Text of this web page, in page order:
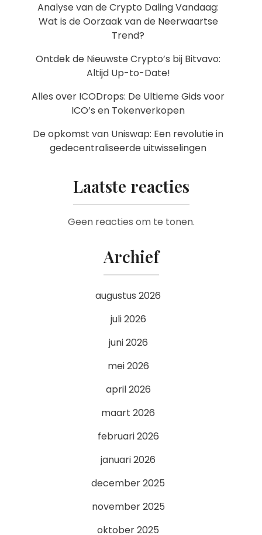
Analyse van de Crypto Daling Vandaag:
Wat is de Oorzaak van de Neerwaartse
Trend?
Ontdek de Nieuwste Crypto’s bij Bitvavo:
Altijd Up-to-Date!
Alles over ICODrops: De Ultieme Gids voor
ICO’s en Tokenverkopen
De opkomst van Uniswap: Een revolutie in
gedecentraliseerde uitwisselingen
Laatste reacties
Geen reacties om te tonen.
Archief
augustus 2026
juli 2026
juni 2026
mei 2026
april 2026
maart 2026
februari 2026
januari 2026
december 2025
november 2025
oktober 2025